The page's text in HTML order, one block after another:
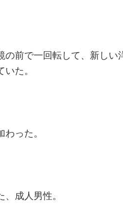
前で一回転して、新しい
た。
った。
成人男性。